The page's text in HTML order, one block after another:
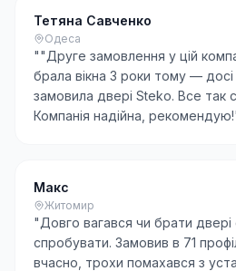
Тетяна Савченко
Одеса
""Друге замовлення у цій
брала вікна 3 роки тому — досі
замовила двері Steko. Все так
Компанія надійна,
Макс
Житомир
"Довго вагався чи брати
спробувати. Замовив в 71
вчасно, трохи помахався з